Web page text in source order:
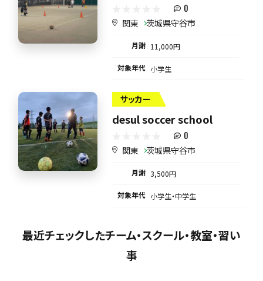
0
関東 茨城県守谷市
月謝 11,000円
対象年代 小学生
サッカー
desul soccer school
0
関東 茨城県守谷市
月謝 3,500円
対象年代 小学生・中学生
最近チェックしたチーム・スクール・教室・習い
事